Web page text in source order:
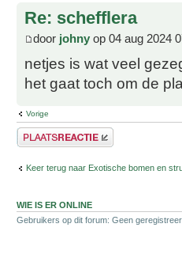
Re: schefflera
door johny op 04 aug 2024
netjes is wat veel
het gaat toch om de
Vorige
Plaats een reactie
Keer terug naar Exotische bomen en
WIE IS ER ONLINE
Gebruikers op dit forum: Geen